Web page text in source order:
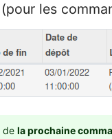
les
de la prochaine